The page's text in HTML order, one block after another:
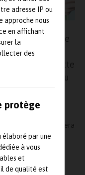
adresse IP ou
approche nous
en affichant
la
des
protège
élaboré par une
à vous
et
de qualité est
afin de
d’une étude
la
. Cette
ouvert jusqu’au
de la
2026 à 10h00. Il fera
et fondateur de la
commercial